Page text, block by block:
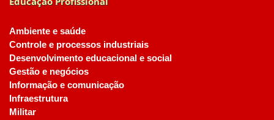
Ambiente e saúde
Controle e processos industriais
Desenvolvimento educacional e social
Gestão e negócios
Informação e comunicação
Infraestrutura
Militar